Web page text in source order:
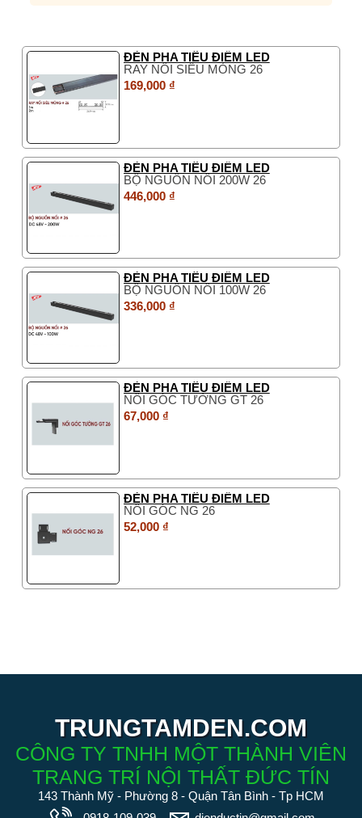
ĐÈN PHA TIÊU ĐIỂM LED
RAY NỔI SIÊU MỎNG 26
169,000 ₫
ĐÈN PHA TIÊU ĐIỂM LED
BỘ NGUỒN NỔI 200W 26
446,000 ₫
ĐÈN PHA TIÊU ĐIỂM LED
BỘ NGUỒN NỔI 100W 26
336,000 ₫
ĐÈN PHA TIÊU ĐIỂM LED
NỐI GÓC TƯỜNG GT 26
67,000 ₫
ĐÈN PHA TIÊU ĐIỂM LED
NỐI GÓC NG 26
52,000 ₫
TRUNGTAMDEN.COM
CÔNG TY TNHH MỘT THÀNH VIÊN
TRANG TRÍ NỘI THẤT ĐỨC TÍN
143 Thành Mỹ - Phường 8 - Quận Tân Bình - Tp HCM